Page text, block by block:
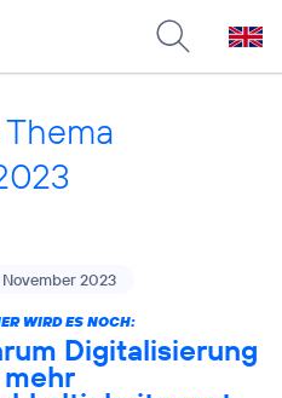
November 2023
WIRD ES NOCH:
Digitalisierung